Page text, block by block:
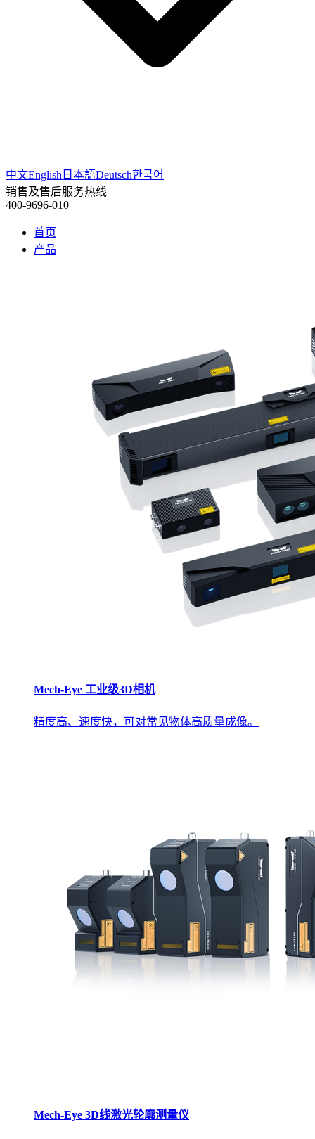
中文English 日本語Deutsch한국어
销售及售后服务热线
400-9696-010
首页
产品
Mech-Eye 工业级3D相机
精度高、速度快，可对常见物体高质量成像。
Mech-Eye 3D线激光轮廓测量仪